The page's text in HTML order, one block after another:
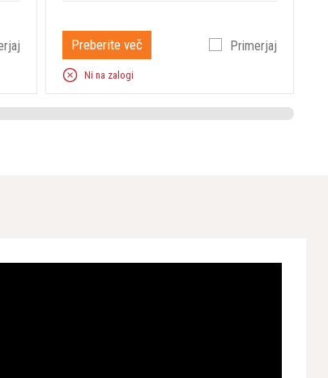
45 cm
Preberite več Primerjaj
Ni na zalogi